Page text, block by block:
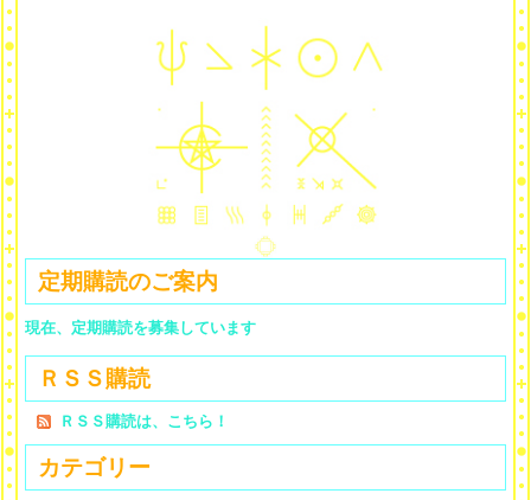
定期購読のご案内
現在、定期購読を募集しています
ＲＳＳ購読
ＲＳＳ購読は、こちら！
カテゴリー